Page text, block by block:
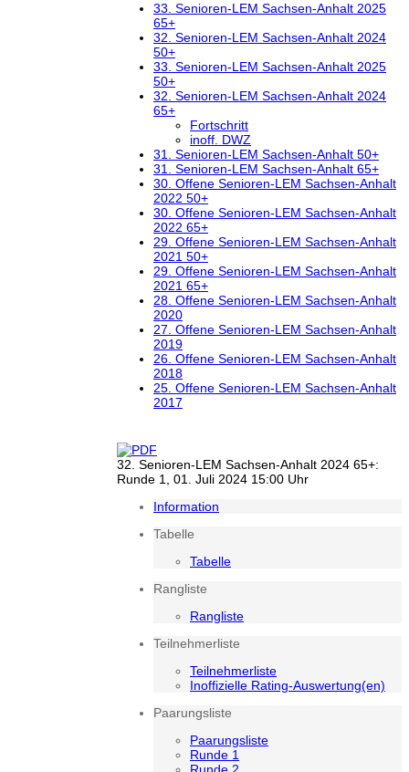
33. Senioren-LEM Sachsen-Anhalt 2025
65+
32. Senioren-LEM Sachsen-Anhalt 2024
50+
33. Senioren-LEM Sachsen-Anhalt 2025
50+
32. Senioren-LEM Sachsen-Anhalt 2024
65+
Fortschritt
inoff. DWZ
31. Senioren-LEM Sachsen-Anhalt 50+
31. Senioren-LEM Sachsen-Anhalt 65+
30. Offene Senioren-LEM Sachsen-Anhalt
2022 50+
30. Offene Senioren-LEM Sachsen-Anhalt
2022 65+
29. Offene Senioren-LEM Sachsen-Anhalt
2021 50+
29. Offene Senioren-LEM Sachsen-Anhalt
2021 65+
28. Offene Senioren-LEM Sachsen-Anhalt
2020
27. Offene Senioren-LEM Sachsen-Anhalt
2019
26. Offene Senioren-LEM Sachsen-Anhalt
2018
25. Offene Senioren-LEM Sachsen-Anhalt
2017
32. Senioren-LEM Sachsen-Anhalt 2024 65+:
Runde 1, 01. Juli 2024 15:00 Uhr
Information
Tabelle
Tabelle
Rangliste
Rangliste
Teilnehmerliste
Teilnehmerliste
Inoffizielle Rating-Auswertung(en)
Paarungsliste
Paarungsliste
Runde 1